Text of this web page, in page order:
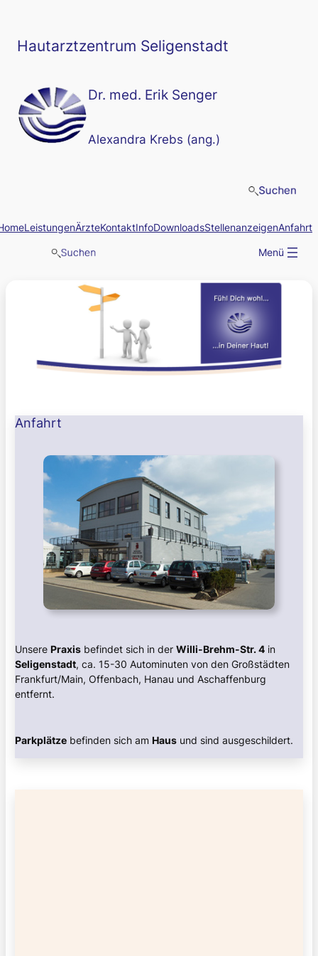
springen
Hautarztzentrum Seligenstadt
Dr. med. Erik Senger
Alexandra Krebs (ang.)
LeistungenÄrzteKontaktInfoDownloadsStellenanzeigenAnfahrt
Menü
Anfahrt
UnserePraxis befindet sich in derWilli-Brehm-Str. 4 in
Seligenstadt, ca. 15-30 Autominuten von den Großstädten
Frankfurt/Main, Offenbach, Hanau und Aschaffenburg
entfernt.
Parkplätze befinden sich amHaus und sind ausgeschildert.